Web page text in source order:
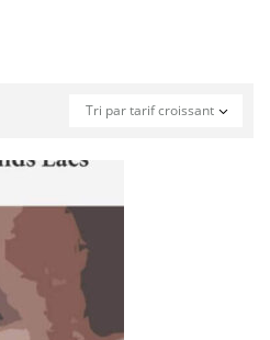
Tri par tarif croissant